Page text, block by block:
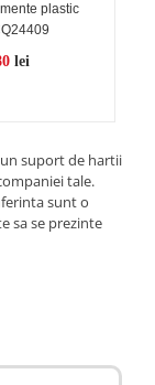
plastic
lei
suport de hartii
tale.
sunt o
sa se prezinte